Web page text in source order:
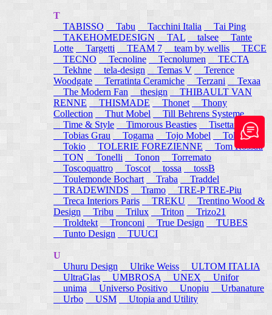
T
TABISSO
Tabu Tacchini Italia
Tai Ping
TAKEHOMEDESIGN
TAL talsee
Tante
Lotte
Targetti TEAM 7 team by wellis
TECE
TECNO
Tecnoline Tecnolumen
TECTA
Tekhne
tela-design Temas V
Terence
Woodgate
Terratinta Ceramiche Terzani
Texaa
The Modern Fan
thesign
THIBAULT VAN
RENNE
THISMADE Thonet
Thony
Collection
Thut Mobel
Till Behrens Systeme
Time & Style
Timorous Beasties
Tisettanta
Tobias Grau
Togama Tojo Mobel
Token
Tokio
TOLERIE FOREZIENNE
Tom Rossau
TON
Tonelli Tonon
Torremato
Toscoquattro
Toscot tossa
tossB
Toulemonde Bochart
Traba
Traddel
TRADEWINDS
Tramo
TRE-P TRE-Piu
Treca Interiors Paris
TREKU
Trentino Wood &
Design
Tribu Trilux Triton
Trizo21
Troldtekt Tronconi True Design
TUBES
Tunto Design
TUUCI
U
Uhuru Design
Ulrike Weiss
ULTOM ITALIA
UltraGlas
UMBROSA UNEX
Unifor
unima
Universo Positivo Unopiu
Urbanature
Urbo
USM Utopia and Utility